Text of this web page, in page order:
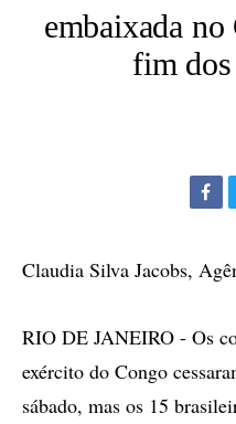
embaixada no
fim dos
Claudia Silva Jacobs,
RIO DE JANEIRO - Os
exército do Congo
sábado, mas os 15